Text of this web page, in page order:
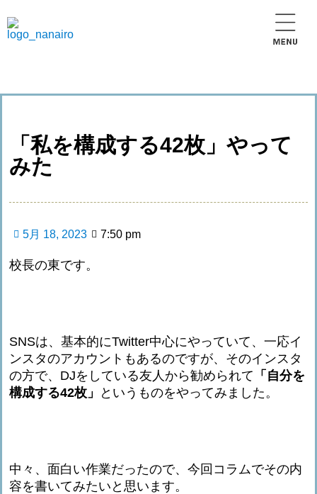
「私を構成する42枚」やって
みた
5月 18, 2023 7:50 pm
校長の東です。
SNSは、基本的にTwitter中心にやっていて、一応イ
ンスタのアカウントもあるのですが、そのインスタ
の方で、DJをしている友人から勧められて 「自分を
構成する42枚」
というものをやってみました。
中々、面白い作業だったので、今回コラムでその内
容を書いてみたいと思います。